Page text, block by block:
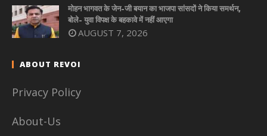
मोहन भागवत के जेन-जी बयान का भाजपा सांसदों ने किया समर्थन,
बोले- युवा विपक्ष के बहकावे में नहीं आएगा
AUGUST 7, 2026
ABOUT REVOI
Privacy Policy
About-Us